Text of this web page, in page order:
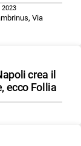
2023
Via
crea il
ecco Follia